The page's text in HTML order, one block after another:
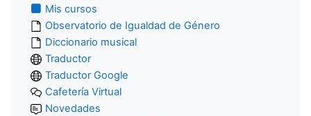
Mis cursos
Observatorio de Igualdad de Género
Diccionario musical
Traductor
Traductor Google
Cafetería Virtual
Novedades